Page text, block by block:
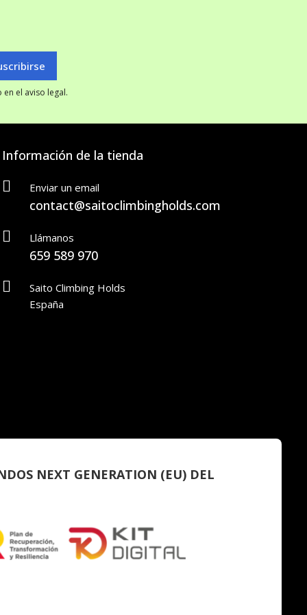
el aviso legal.
Información de la tienda
Enviar un email
contact@saitoclimbingholds.com
Llámanos
659 589 970
Saito Climbing Holds
España
NEXT GENERATION (EU) DEL